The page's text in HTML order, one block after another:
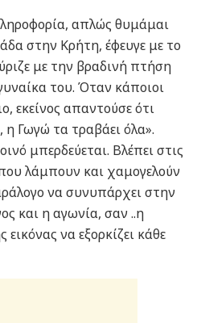
απλώς θυμάμαι
στην Κρήτη, έφευγε με το
με την βραδινή πτήση
του. Όταν κάποιοι
εκείνος απαντούσε ότι
Γωγώ τα τραβάει όλα».
μπερδεύεται. Βλέπει στις
λάμπουν και χαμογελούν
να συνυπάρχει στην
και η αγωνία, σαν ..η
να εξορκίζει κάθε